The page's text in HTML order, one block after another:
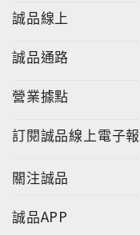
誠品線上
誠品通路
營業據點
訂閱誠品線上電子報
關注誠品
誠品APP